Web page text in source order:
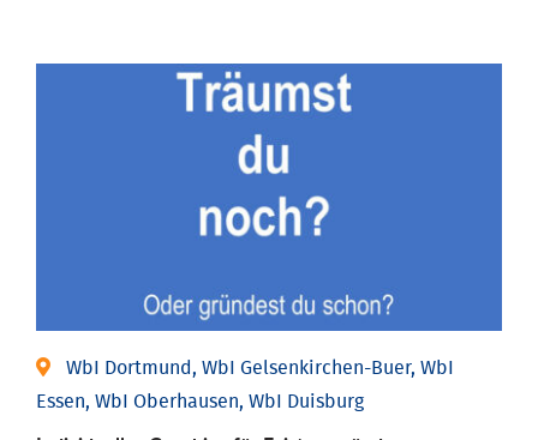
WbI Dortmund, WbI Gelsenkirchen-Buer, WbI
Essen, WbI Oberhausen, WbI Duisburg